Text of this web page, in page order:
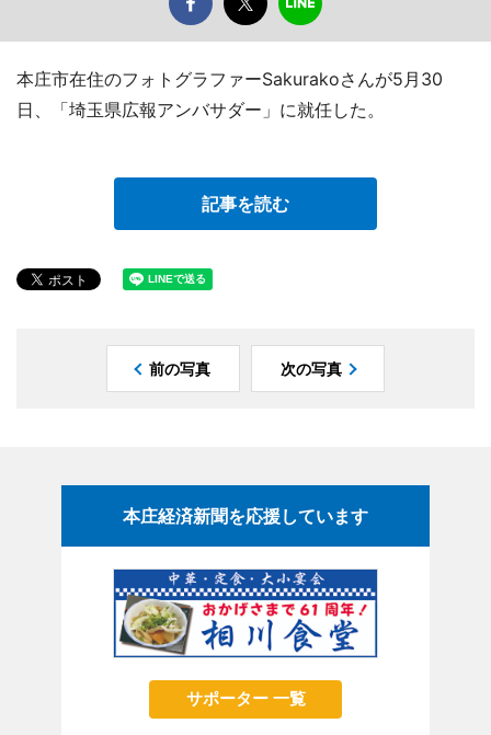
本庄市在住のフォトグラファーSakurakoさんが5月30
日、「埼玉県広報アンバサダー」に就任した。
記事を読む
前の写真 次の写真
本庄経済新聞を応援しています
サポーター 一覧